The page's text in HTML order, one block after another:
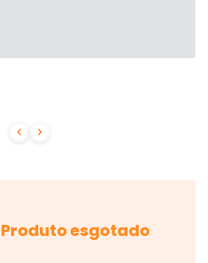
 
esgotado